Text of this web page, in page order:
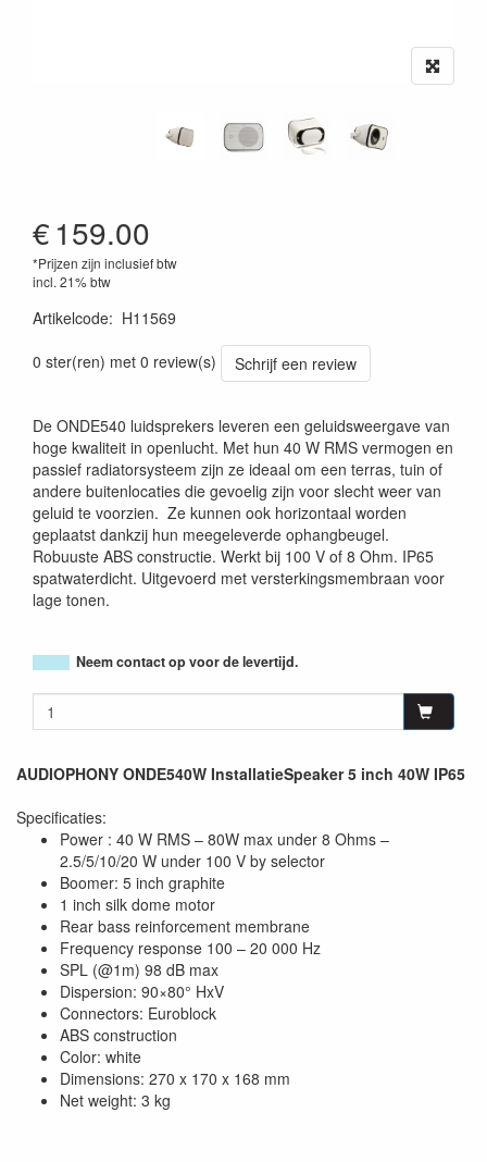
€159.00
*Prijzen zijn inclusief btw
incl. 21% btw
Artikelcode: H11569
0 ster(ren) met 0 review(s)
Schrijf een review
De ONDE540 luidsprekers leveren een geluidsweergave van
hoge kwaliteit in openlucht. Met hun 40 W RMS vermogen en
passief radiatorsysteem zijn ze ideaal om een terras, tuin of
andere buitenlocaties die gevoelig zijn voor slecht weer van
geluid te voorzien. Ze kunnen ook horizontaal worden
geplaatst dankzij hun meegeleverde ophangbeugel.
Robuuste ABS constructie. Werkt bij 100 V of 8 Ohm. IP65
spatwaterdicht. Uitgevoerd met versterkingsmembraan voor
lage tonen.
Neem contact op voor de levertijd.
AUDIOPHONY ONDE540W InstallatieSpeaker 5 inch 40W IP65
Specificaties:
Power : 40 W RMS – 80W max under 8 Ohms –
2.5/5/10/20 W under 100 V by selector
Boomer: 5 inch graphite
1 inch silk dome motor
Rear bass reinforcement membrane
Frequency response 100 – 20 000 Hz
SPL (@1m) 98 dB max
Dispersion: 90×80° HxV
Connectors: Euroblock
ABS construction
Color: white
Dimensions: 270 x 170 x 168 mm
Net weight: 3 kg